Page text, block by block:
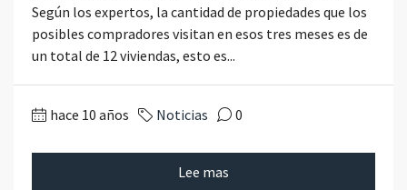
Según los expertos, la cantidad de propiedades que los
posibles compradores visitan en esos tres meses es de
un total de 12 viviendas, esto es...
hace 10 años Noticias 0
Lee mas